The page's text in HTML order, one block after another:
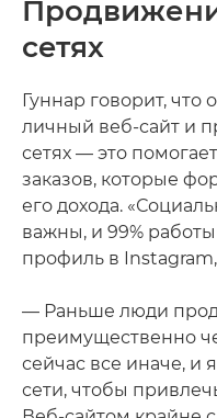
сетях
Гуннар говорит, что
личный веб-сайт и
сетях — это
заказов, которые
его дохода.
важны, и 99%
профиль в
— Раньше люди
преимущественно
сейчас все иначе, и
сети, чтобы